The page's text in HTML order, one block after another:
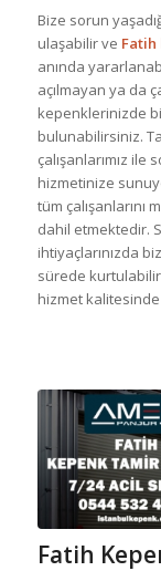
Bize sorun
ulaşabilir ve Fatih
anında
açılmayan ya da
kepenklerinizde
bulunabilirsiniz.
çalışanlarımız
hizmetinize
tüm
dahil etmektedir.
ihtiyaçlarınızda
sürede
hizmet
Fatih